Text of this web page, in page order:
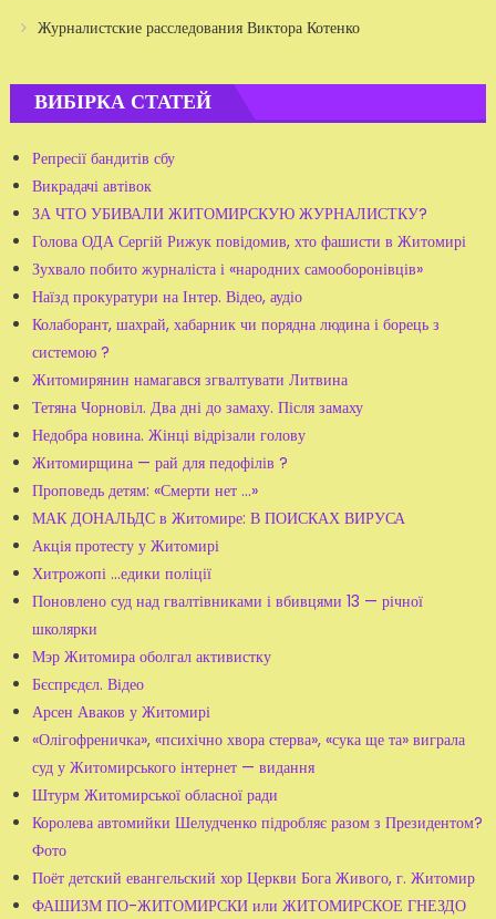
Журналистские расследования Виктора Котенко
ВИБІРКА СТАТЕЙ
Репресії бандитів сбу
Викрадачі автівок
ЗА ЧТО УБИВАЛИ ЖИТОМИРСКУЮ ЖУРНАЛИСТКУ?
Голова ОДА Сергій Рижук повідомив, хто фашисти в Житомирі
Зухвало побито журналіста і «народних самооборонівців»
Наїзд прокуратури на Інтер. Відео, аудіо
Колаборант, шахрай, хабарник чи порядна людина і борець з
системою ?
Житомирянин намагався згвалтувати Литвина
Тетяна Чорновіл. Два дні до замаху. Після замаху
Недобра новина. Жінці відрізали голову
Житомирщина — рай для педофілів ?
Проповедь детям: «Смерти нет ...»
МАК ДОНАЛЬДС в Житомире: В ПОИСКАХ ВИРУСА
Акція протесту у Житомирі
Хитрожопі …едики поліції
Поновлено суд над гвалтівниками і вбивцями 13 — річної
школярки
Мэр Житомира оболгал активистку
Бєспрєдєл. Відео
Арсен Аваков у Житомирі
«Олігофреничка», «психічно хвора стерва», «сука ще та» виграла
суд у Житомирського інтернет — видання
Штурм Житомирської обласної ради
Королева автомийки Шелудченко підробляє разом з Президентом?
Фото
Поёт детский евангельский хор Церкви Бога Живого, г. Житомир
ФАШИЗМ ПО-ЖИТОМИРСКИ или ЖИТОМИРСКОЕ ГНЕЗДО